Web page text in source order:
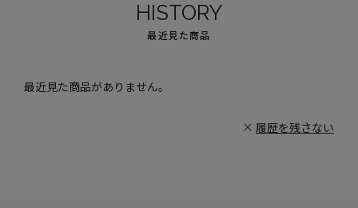
HISTORY
最近見た商品
最近見た商品がありません。
履歴を残さない